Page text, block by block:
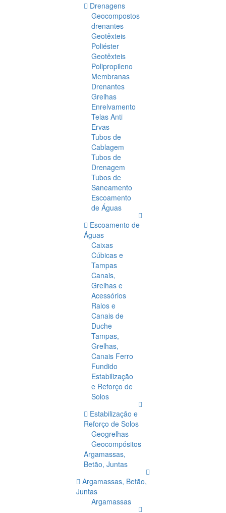
Drenagens
Geocompostos
drenantes
Geotêxteis
Poliéster
Geotêxteis
Polipropileno
Membranas
Drenantes
Grelhas
Enrelvamento
Telas Anti
Ervas
Tubos de
Cablagem
Tubos de
Drenagem
Tubos de
Saneamento
Escoamento
de Águas
Escoamento de
Águas
Caixas
Cúbicas e
Tampas
Canais,
Grelhas e
Acessórios
Ralos e
Canais de
Duche
Tampas,
Grelhas,
Canais Ferro
Fundido
Estabilização
e Reforço de
Solos
Estabilização e
Reforço de Solos
Geogrelhas
Geocompósitos
Argamassas,
Betão, Juntas
Argamassas, Betão,
Juntas
Argamassas